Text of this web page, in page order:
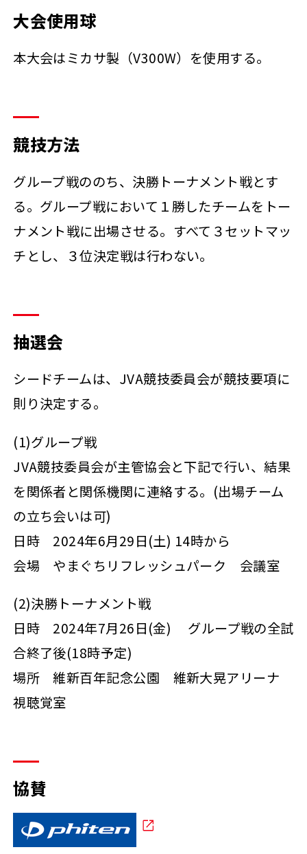
大会使用球
本大会はミカサ製（V300W）を使用する。
競技方法
グループ戦ののち、決勝トーナメント戦とす
る。グループ戦において１勝したチームをトー
ナメント戦に出場させる。すべて３セットマッ
チとし、３位決定戦は行わない。
抽選会
シードチームは、JVA競技委員会が競技要項に
則り決定する。
(1)グループ戦
JVA競技委員会が主管協会と下記で行い、結果
を関係者と関係機関に連絡する。(出場チーム
の立ち会いは可)
日時 2024年6月29日(土) 14時から
会場 やまぐちリフレッシュパーク 会議室
(2)決勝トーナメント戦
日時 2024年7月26日(金) グループ戦の全試
合終了後(18時予定)
場所 維新百年記念公園 維新大晃アリーナ
視聴覚室
協賛